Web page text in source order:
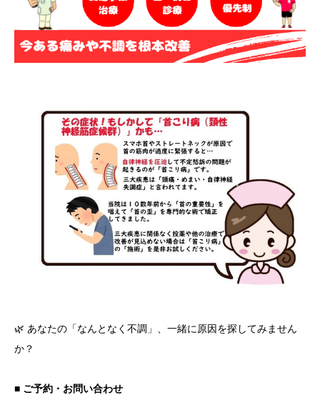
🌿 あなたの「なんとなく不調」、一緒に原因を探してみません
か？
■ ご予約・お問い合わせ